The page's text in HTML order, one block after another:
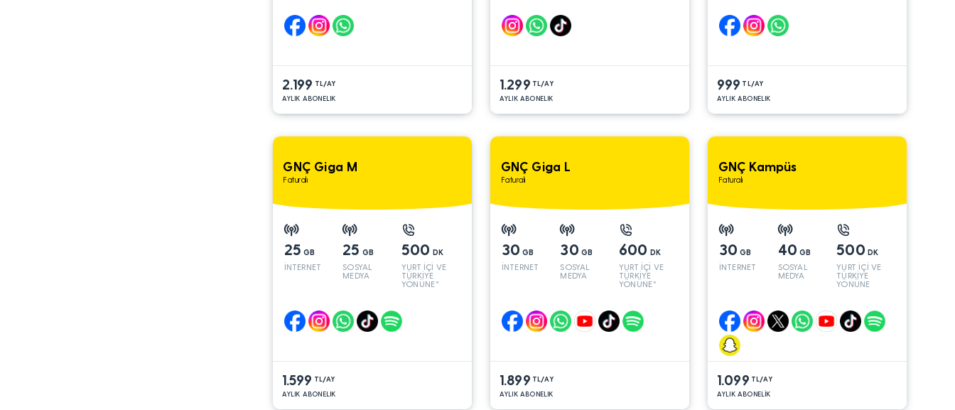
2.199 TL/AY
AYLIK ABONELIK
1.299 TL/AY
AYLIK ABONELIK
999 TL/AY
AYLIK ABONELIK
GNÇ Giga M
Faturalı
25 GB
İNTERNET
25 GB
SOSYAL
MEDYA
500 DK
YURT İÇİ VE
TÜRKİYE
YÖNÜNE*
1.599 TL/AY
AYLIK ABONELIK
GNÇ Giga L
Faturalı
30 GB
İNTERNET
30 GB
SOSYAL
MEDYA
600 DK
YURT İÇİ VE
TÜRKİYE
YÖNÜNE*
1.899 TL/AY
AYLIK ABONELIK
GNÇ Kampüs
Faturalı
30 GB
İNTERNET
40 GB
SOSYAL
MEDYA
500 DK
YURT İÇİ VE
TÜRKİYE
YÖNÜNE
1.099 TL/AY
AYLIK ABONELİK